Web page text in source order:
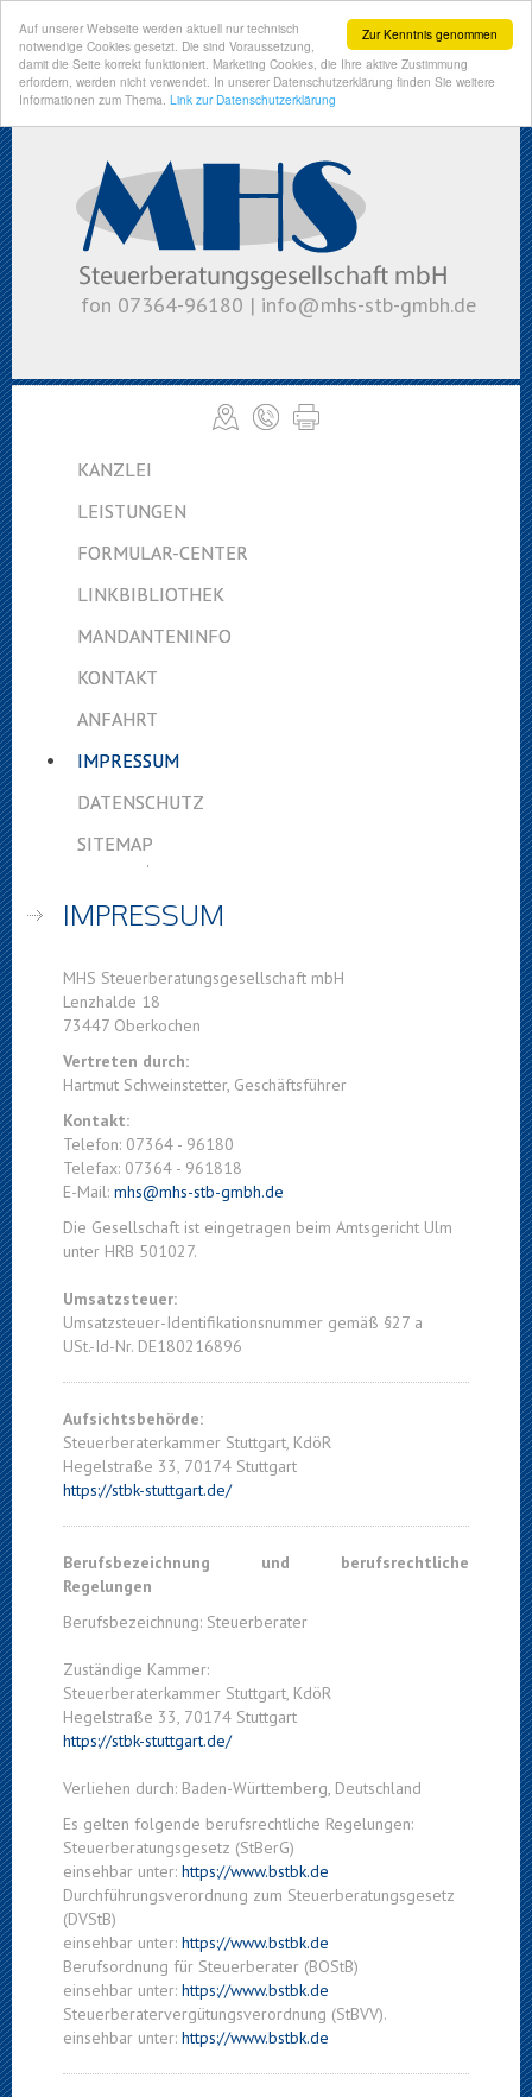
Zur Kenntnis genommen
Auf unserer Webseite werden aktuell nur technisch
notwendige Cookies gesetzt. Die sind Voraussetzung,
damit die Seite korrekt funktioniert. Marketing Cookies, die Ihre aktive Zustimmung
erfordern, werden nicht verwendet. In unserer Datenschutzerklärung finden Sie weitere
Informationen zum Thema. Link zur Datenschutzerklärung
fon 07364-96180 | info@mhs-stb-gmbh.de
KANZLEI
LEISTUNGEN
FORMULAR-CENTER
LINKBIBLIOTHEK
MANDANTENINFO
KONTAKT
ANFAHRT
IMPRESSUM
DATENSCHUTZ
SITEMAP
IMPRESSUM
MHS Steuerberatungsgesellschaft mbH
Lenzhalde 18
73447 Oberkochen
Vertreten durch:
Hartmut Schweinstetter, Geschäftsführer
Kontakt:
Telefon: 07364 - 96180
Telefax: 07364 - 961818
E-Mail: mhs@mhs-stb-gmbh.de
Die Gesellschaft ist eingetragen beim Amtsgericht Ulm
unter HRB 501027.
Umsatzsteuer:
Umsatzsteuer-Identifikationsnummer gemäß §27 a
USt.-Id-Nr. DE180216896
Aufsichtsbehörde:
Steuerberaterkammer Stuttgart, KdöR
Hegelstraße 33, 70174 Stuttgart
https://stbk-stuttgart.de/
Berufsbezeichnung und berufsrechtliche
Regelungen
Berufsbezeichnung: Steuerberater
Zuständige Kammer:
Steuerberaterkammer Stuttgart, KdöR
Hegelstraße 33, 70174 Stuttgart
https://stbk-stuttgart.de/
Verliehen durch: Baden-Württemberg, Deutschland
Es gelten folgende berufsrechtliche Regelungen:
Steuerberatungsgesetz (StBerG)
einsehbar unter: https://www.bstbk.de
Durchführungsverordnung zum Steuerberatungsgesetz
(DVStB)
einsehbar unter: https://www.bstbk.de
Berufsordnung für Steuerberater (BOStB)
einsehbar unter: https://www.bstbk.de
Steuerberatervergütungsverordnung (StBVV).
einsehbar unter: https://www.bstbk.de